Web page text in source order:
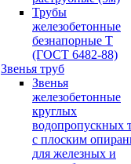
Трубы
железобетонные
безнапорные Т
(ГОСТ 6482-88)
Звенья труб
Звенья
железобетонные
круглых
водопропускных
с плоским
для железных и